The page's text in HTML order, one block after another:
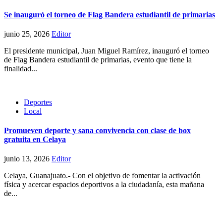
Se inauguró el torneo de Flag Bandera estudiantil de primarias
junio 25, 2026 Editor
El presidente municipal, Juan Miguel Ramírez, inauguró el torneo
de Flag Bandera estudiantil de primarias, evento que tiene la
finalidad...
Deportes
Local
Promueven deporte y sana convivencia con clase de box
gratuita en Celaya
junio 13, 2026 Editor
Celaya, Guanajuato.- Con el objetivo de fomentar la activación
física y acercar espacios deportivos a la ciudadanía, esta mañana
de...